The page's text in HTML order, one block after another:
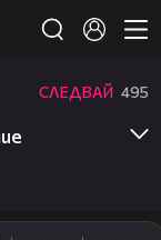
СЛЕДВАЙ 495